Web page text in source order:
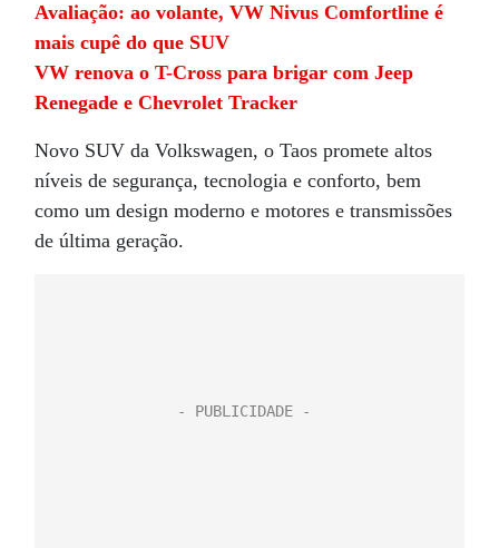
Avaliação: ao volante, VW Nivus Comfortline é
mais cupê do que SUV
VW renova o T-Cross para brigar com Jeep
Renegade e Chevrolet Tracker
Novo SUV da Volkswagen, o Taos promete altos
níveis de segurança, tecnologia e conforto, bem
como um design moderno e motores e transmissões
de última geração.